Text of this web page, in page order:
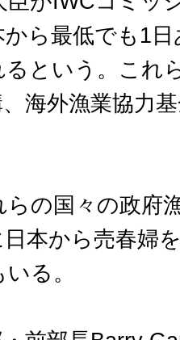
ら最低でも1
という。これ
海外漁業協力
の国々の政府
本から売春婦
る。